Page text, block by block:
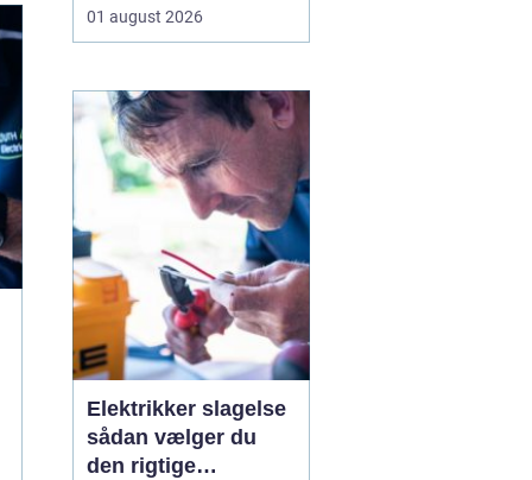
vigtigste beslutninger. En
spare dig både tid, penge
og bekymringer, mens et
dårligt valg let ender i
forsinkelser,
ekstraregninger og
ueni...
01 august 2026
Elektrikker slagelse
sådan vælger du
den rigtige